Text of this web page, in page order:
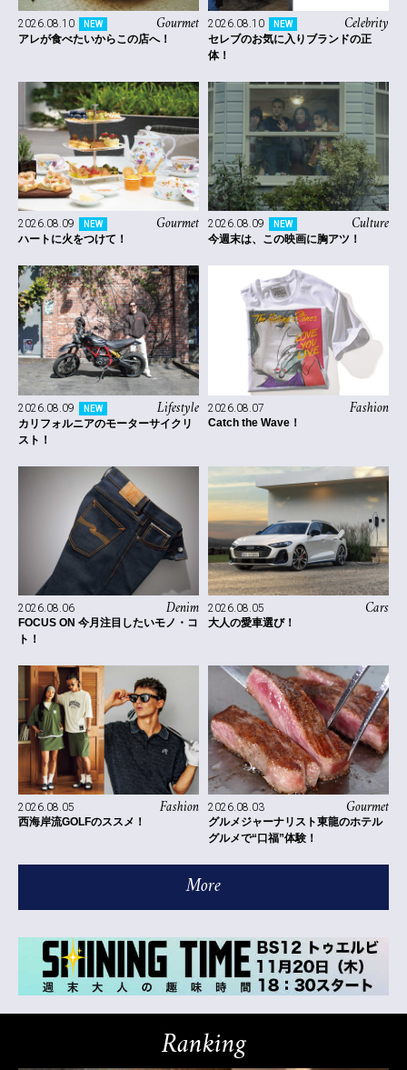
Gourmet
2026.08.10 NEW
アレが食べたいからこの店へ！
Celebrity
2026.08.10 NEW
セレブのお気に入りブランドの正
体！
Gourmet
2026.08.09 NEW
ハートに火をつけて！
Culture
2026.08.09 NEW
今週末は、この映画に胸アツ！
Lifestyle
2026.08.09 NEW
カリフォルニアのモーターサイクリ
スト！
Fashion
2026.08.07
Catch the Wave！
Denim
2026.08.06
FOCUS ON 今月注目したいモノ・コ
ト！
Cars
2026.08.05
大人の愛車選び！
Fashion
2026.08.05
西海岸流GOLFのススメ！
Gourmet
2026.08.03
グルメジャーナリスト東龍のホテル
グルメで“口福”体験！
More
Ranking